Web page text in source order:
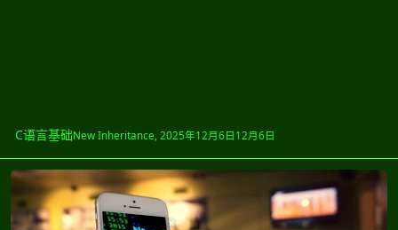
C语言基础New Inheritance 2025年12月6日 12月6日
ios /安卓开发